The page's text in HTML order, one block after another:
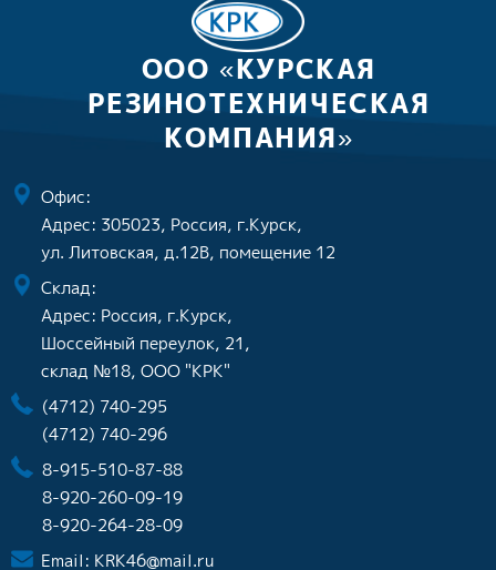
ООО «КУРСКАЯ
РЕЗИНОТЕХНИЧЕСКАЯ
КОМПАНИЯ»
Офис:
Адрес: 305023, Россия, г.Курск,
ул. Литовская, д.12В, помещение 12
Склад:
Адрес: Россия, г.Курск,
Шоссейный переулок, 21,
склад №18, ООО "КРК"
(4712) 740-295
(4712) 740-296
8-915-510-87-88
8-920-260-09-19
8-920-264-28-09
Email: KRK46@mail.ru